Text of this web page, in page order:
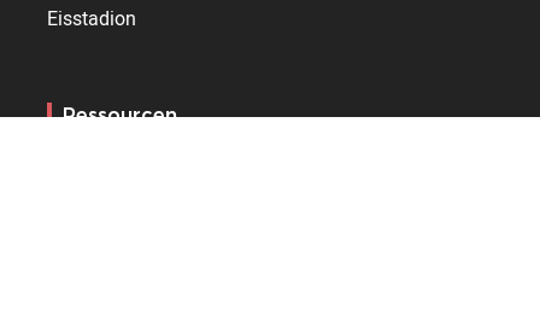
Eisstadion
Ressourcen